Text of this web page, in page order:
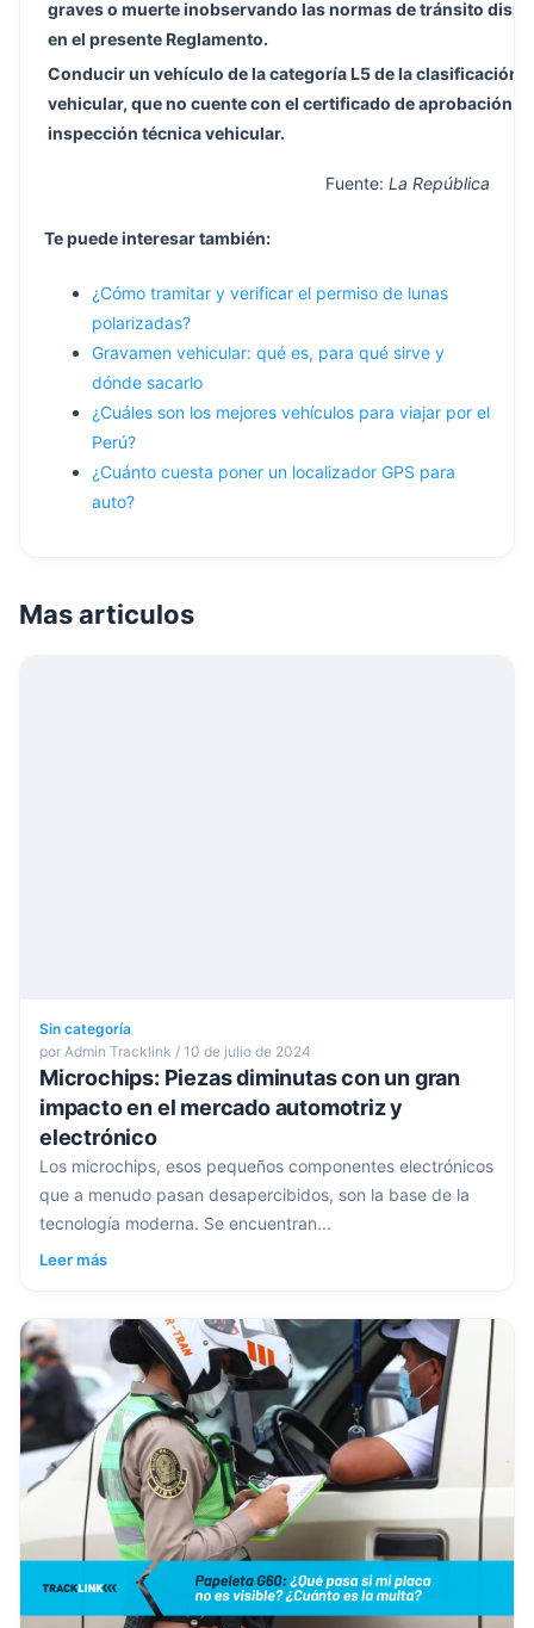
graves o muerte inobservando las normas de tránsito
en el presente Reglamento.
Conducir un vehículo de la categoría L5 de la clasificación
vehicular, que no cuente con el certificado de aprobación
inspección técnica vehicular.
Fuente: La República
Te puede interesar también:
¿Cómo tramitar y verificar el permiso de lunas
polarizadas?
Gravamen vehicular: qué es, para qué sirve y
dónde sacarlo
¿Cuáles son los mejores vehículos para viajar por el
Perú?
¿Cuánto cuesta poner un localizador GPS para
auto?
Mas articulos
Sin categoría
por Admin Tracklink / 10 de julio de 2024
Microchips: Piezas diminutas con un gran
impacto en el mercado automotriz y
electrónico
Los microchips, esos pequeños componentes electrónicos
que a menudo pasan desapercibidos, son la base de la
tecnología moderna. Se encuentran...
Leer más